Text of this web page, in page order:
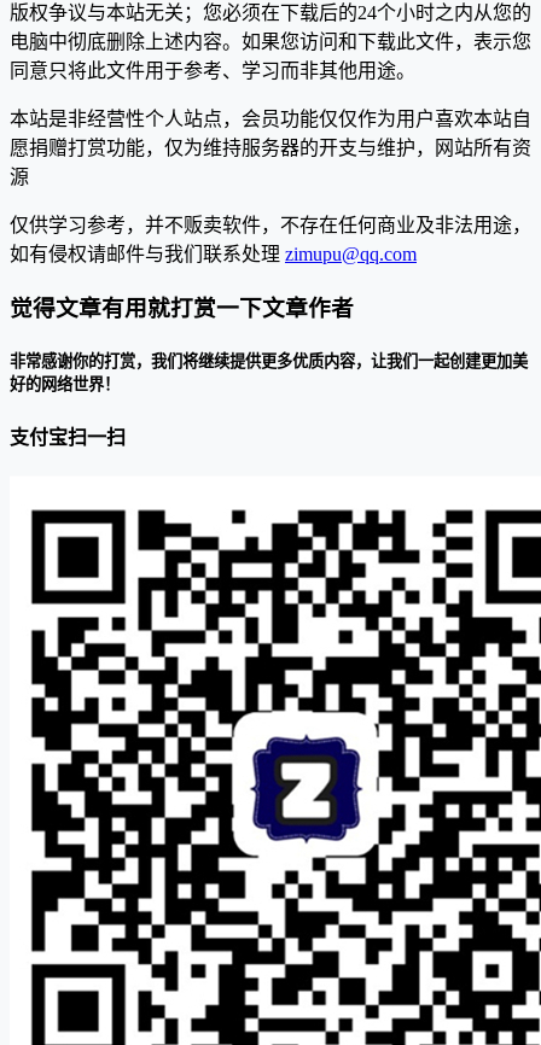
版权争议与本站无关；您必须在下载后的24个小时之内从您的
电脑中彻底删除上述内容。如果您访问和下载此文件，表示您
同意只将此文件用于参考、学习而非其他用途。
本站是非经营性个人站点，会员功能仅仅作为用户喜欢本站自
愿捐赠打赏功能，仅为维持服务器的开支与维护，网站所有资
源
仅供学习参考，并不贩卖软件，不存在任何商业及非法用途，
如有侵权请邮件与我们联系处理 zimupu@qq.com
觉得文章有用就打赏一下文章作者
非常感谢你的打赏，我们将继续提供更多优质内容，让我们一起创建更加美
好的网络世界！
支付宝扫一扫